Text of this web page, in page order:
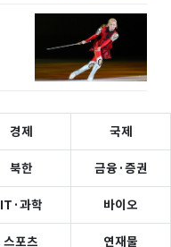
경제 국제
북한 금융·증권
IT·과학 바이오
스포츠 연재물